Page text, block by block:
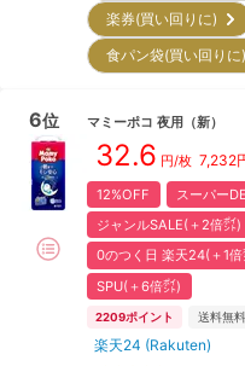
楽券(買い回りに)
食パン袋(買い回り
6位 マミーポコ 夜用 （新）
32.6 円/枚 7,232
12%OFF スーパー
ジャンルSALE(＋2倍㌽)
0のつく日 楽天24(＋1倍
SPU(＋6倍㌽)
2209ポイント 送料無料
楽天24 (Rakuten)